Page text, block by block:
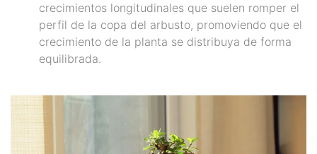
crecimientos longitudinales que suelen romper el
perfil de la copa del arbusto, promoviendo que el
crecimiento de la planta se distribuya de forma
equilibrada.